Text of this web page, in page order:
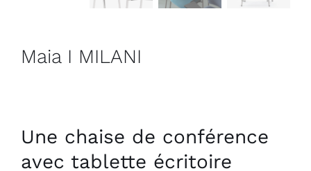
Maia I MILANI
Une chaise de conférence
avec tablette écritoire